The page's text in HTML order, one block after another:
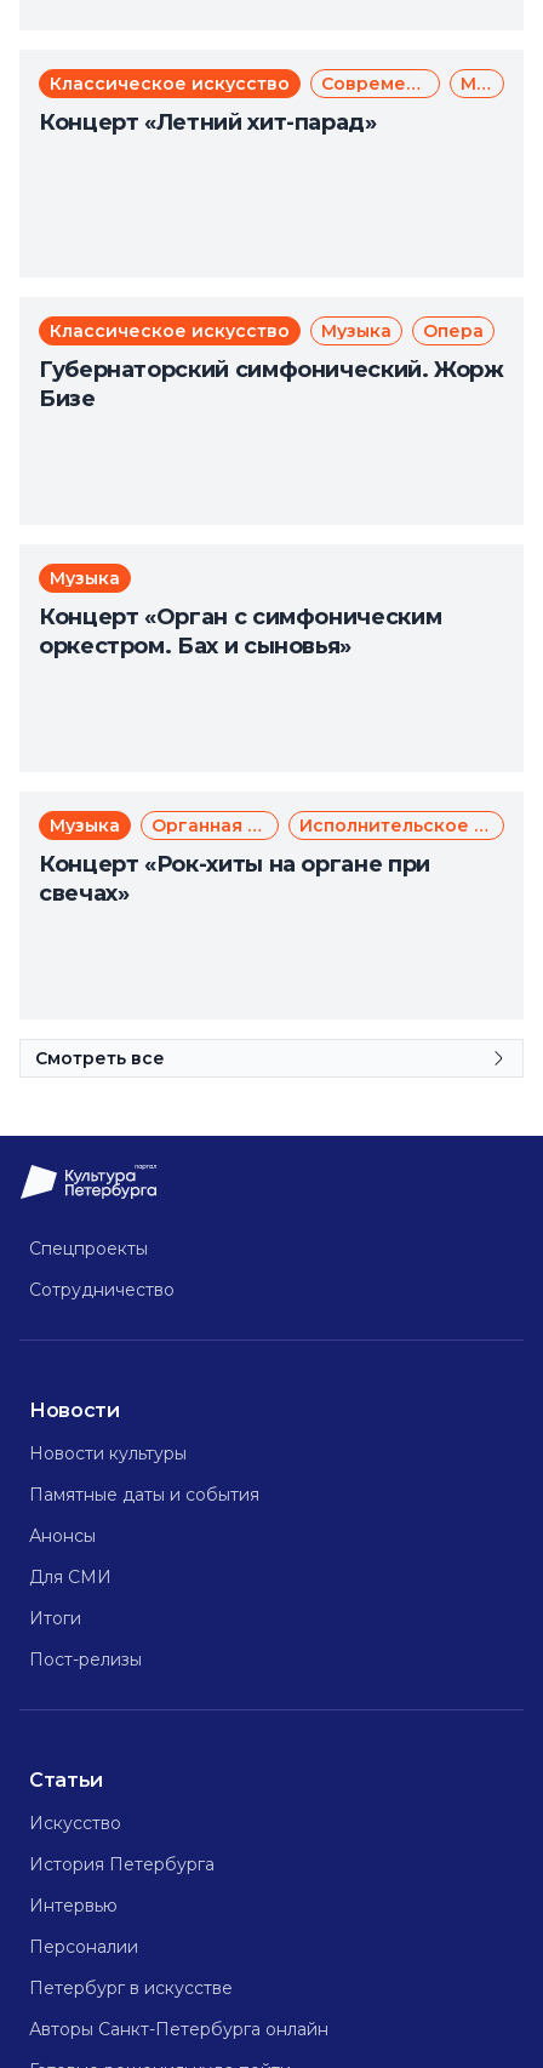
Классическое искусство Современное искусство Музыка
Концерт «Летний хит-парад»
Классическое искусство Музыка Опера
Губернаторский симфонический. Жорж
Бизе
Музыка
Концерт «Орган с симфоническим
оркестром. Бах и сыновья»
Музыка Органная музыка Исполнительское искусство
Концерт «Рок-хиты на органе при
свечах»
Смотреть все
Спецпроекты
Сотрудничество
Новости
Новости культуры
Памятные даты и события
Анонсы
Для СМИ
Итоги
Пост-релизы
Статьи
Искусство
История Петербурга
Интервью
Персоналии
Петербург в искусстве
Авторы Санкт-Петербурга онлайн